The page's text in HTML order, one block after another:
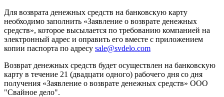
Для возврата денежных средств на банковскую карту
необходимо заполнить «Заявление о возврате денежных
средств», которое высылается по требованию компанией на
электронный адрес и оправить его вместе с приложением
копии паспорта по адресу sale@svdelo.com
Возврат денежных средств будет осуществлен на банковскую
карту в течение 21 (двадцати одного) рабочего дня со дня
получения «Заявление о возврате денежных средств» ООО
"Свайное дело".